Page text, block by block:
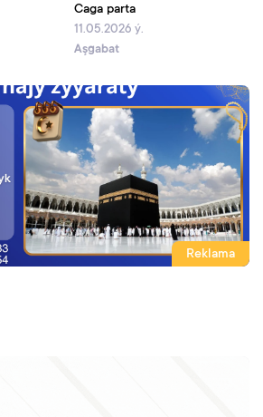
Caga parta
11.05.2026 ý.
Aşgabat
Reklama